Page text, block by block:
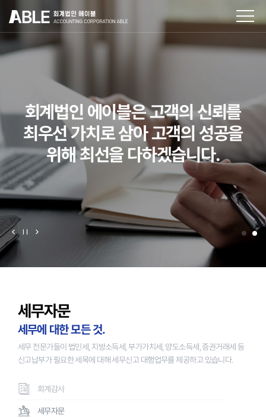
업무분야
견적문의
다양한 분야에서 전문성을 쌓은
열정 가득한 에이블의 전문가들이
고객의 어려움을 함께 해결합니다.
회계법인 에이블은 고객의 신뢰를
최우선 가치로 삼아 고객의 성공을
위해 최선을 다하겠습니다.
세무자문
세무에 대한 모든 것.
세무 전문가들이 법인세, 지방소득세, 부가가치세, 양도소득세, 증권거래세 등
신고납부가 필요한 세목에 대해 세무신고 대행업무를 제공하고 있습니다.
회계감사
세무자문